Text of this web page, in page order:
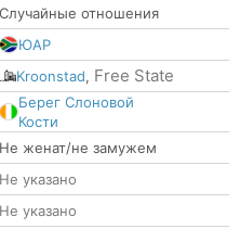
Случайные отношения
ЮАР
Kroonstad, Free State
Берег Слоновой
Кости
Не женат/не замужем
Не указано
Не указано